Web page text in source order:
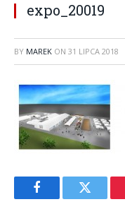
expo_20019
BY MAREK ON 31 LIPCA 2018
FacebookTwitter